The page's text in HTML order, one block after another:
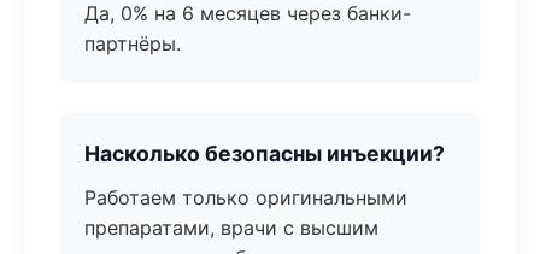
Да, 0% на 6 месяцев через банки-
партнёры.
Насколько безопасны инъекции?
Работаем только оригинальными
препаратами, врачи с высшим